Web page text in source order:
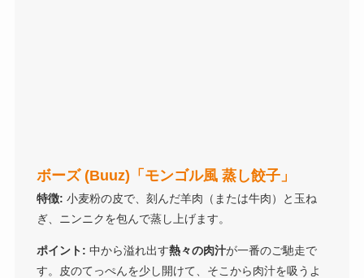
ボーズ (Buuz) 「モンゴル風 蒸し餃子」
特徴: 小麦粉の皮で、刻んだ羊肉（または牛肉）と玉ね
ぎ、ニンニクを包んで蒸し上げます。
ポイント: 中から溢れ出す熱々の肉汁が一番のご馳走で
す。皮のてっぺんを少し開けて、そこから肉汁を吸うよ